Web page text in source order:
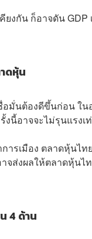
งกัน ก็อาจดัน
ดหุ้น
มั่นต้องดีขึ้นก่อน ใ
นี้อาจจะไม่รุนแรงเ
รเมือง ตลาดหุ้นไ
ส่งผลให้ตลาดหุ้นไ
4 ด้าน